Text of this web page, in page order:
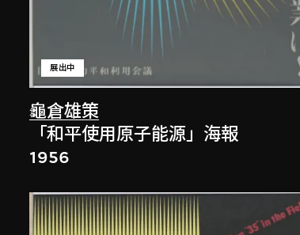
龜倉雄策
展出中
「和平使用原子能源」海報
1956